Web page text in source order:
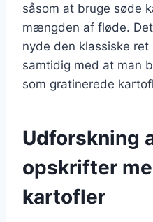
såsom at bruge søde
mængden af fløde.
nyde den klassiske
samtidig med at man
som gratinerede
Udforskning
opskrifter
kartofler